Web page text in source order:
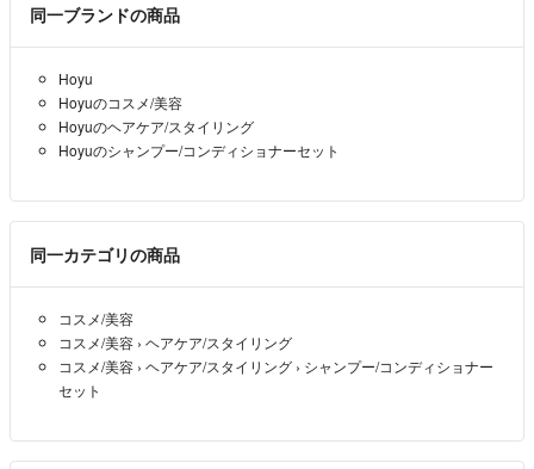
同一ブランドの商品
Hoyu
Hoyuのコスメ/美容
Hoyuのヘアケア/スタイリング
Hoyuのシャンプー/コンディショナーセット
同一カテゴリの商品
コスメ/美容
コスメ/美容 › ヘアケア/スタイリング
コスメ/美容 › ヘアケア/スタイリング › シャンプー/コンディショナー
セット